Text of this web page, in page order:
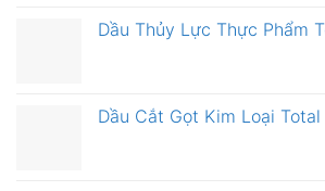
Dầu Thủy Lực Thực Phẩm
Dầu Cắt Gọt Kim Loại